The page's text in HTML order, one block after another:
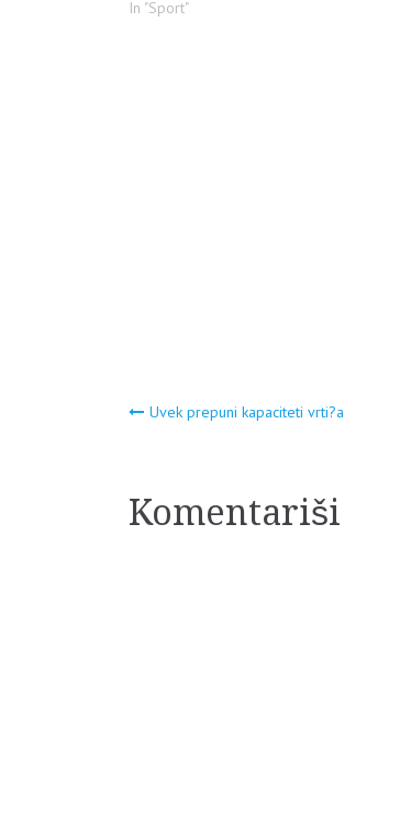
skijaškom trčanju, a osim Milanka
In "Sport"
Navigacija
Uvek prepuni kapaciteti vrti?a
Komentariši